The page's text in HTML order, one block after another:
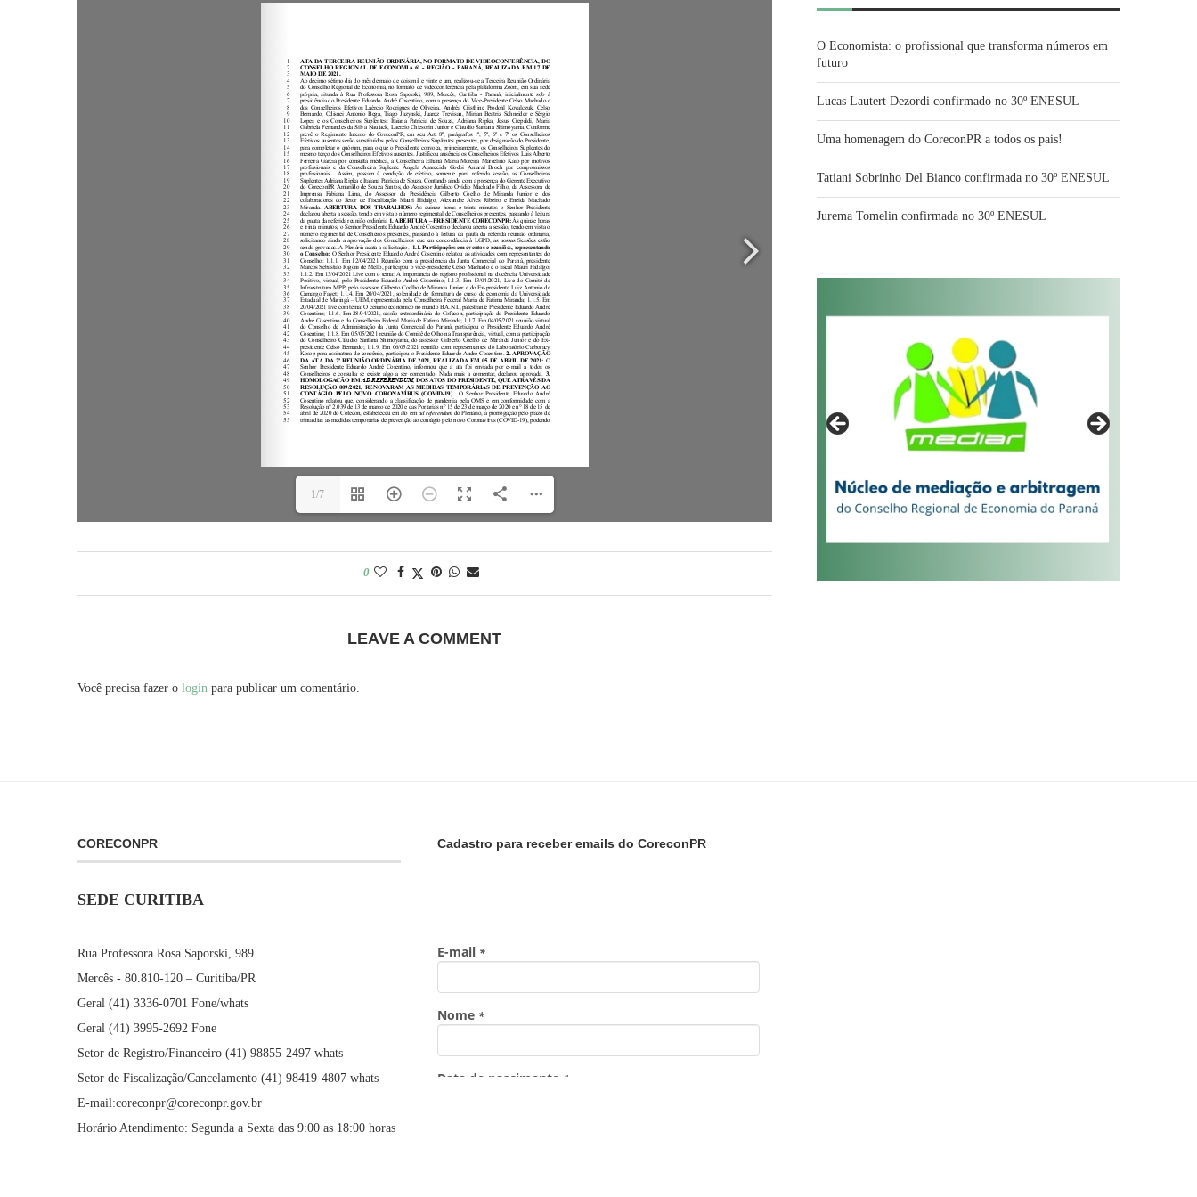
1/7
0
LEAVE A COMMENT
Você precisa fazer o login para publicar um comentário.
O Economista: o profissional que transforma números em
futuro
Lucas Lautert Dezordi confirmado no 30º ENESUL
Uma homenagem do CoreconPR a todos os pais!
Tatiani Sobrinho Del Bianco confirmada no 30º ENESUL
Jurema Tomelin confirmada no 30º ENESUL
CORECONPR
SEDE CURITIBA
Rua Professora Rosa Saporski, 989
Mercês - 80.810-120 – Curitiba/PR
Geral (41) 3336-0701 Fone/whats
Geral (41) 3995-2692 Fone
Setor de Registro/Financeiro (41) 98855-2497 whats
Setor de Fiscalização/Cancelamento (41) 98419-4807 whats
E-mail:coreconpr@coreconpr.gov.br
Horário Atendimento: Segunda a Sexta das 9:00 as 18:00 horas
Cadastro para receber emails do CoreconPR